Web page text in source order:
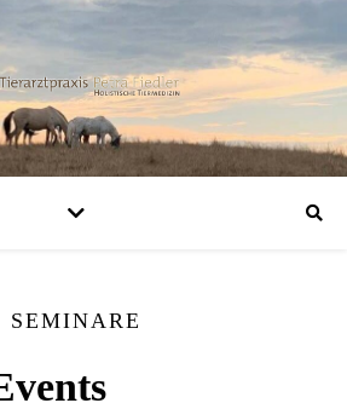
SEMINARE